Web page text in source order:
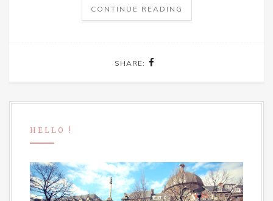
CONTINUE READING
SHARE:
HELLO !